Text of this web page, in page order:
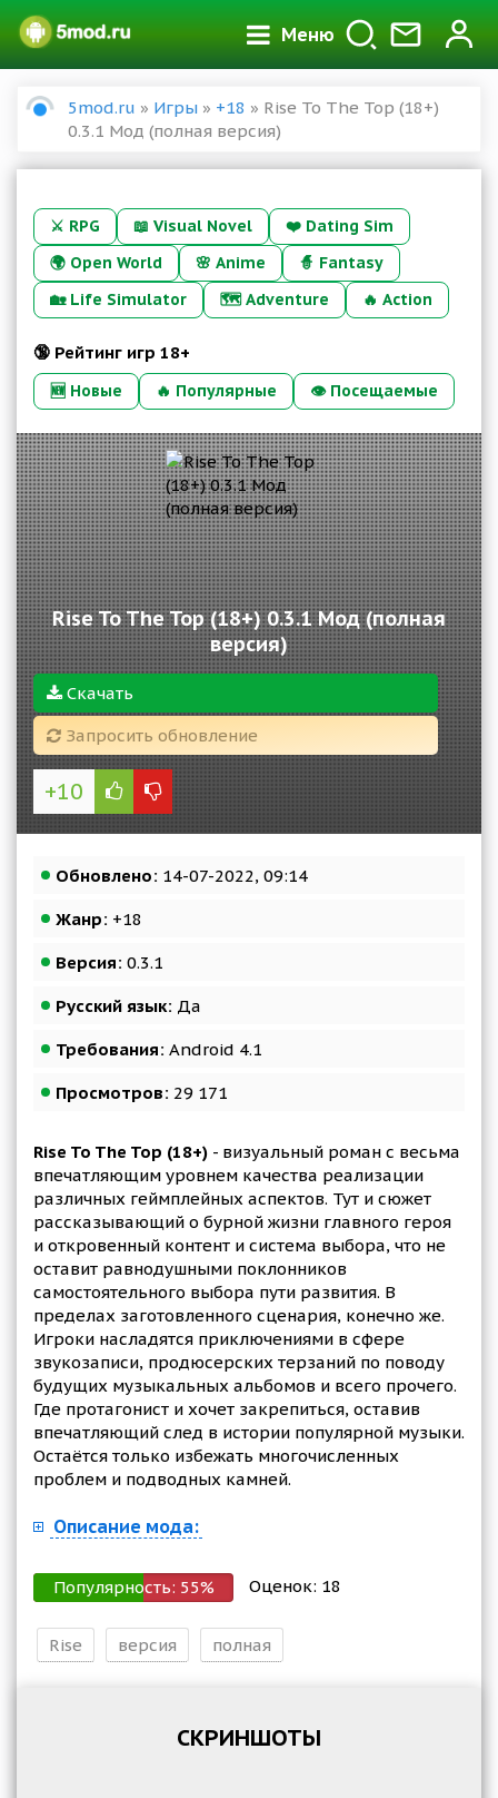
Меню
5mod.ru » Игры » +18 » Rise To The Top (18+)
0.3.1 Мод (полная версия)
⚔️ RPG 📖 Visual Novel ❤️ Dating Sim
🌍 Open World 🌸 Anime 🧙 Fantasy
🏡 Life Simulator 🗺️ Adventure 🔥 Action
🔞 Рейтинг игр 18+
🆕 Новые 🔥 Популярные 👁 Посещаемые
Rise To The Top (18+) 0.3.1 Мод (полная
версия)
Скачать
Запросить обновление
+10
Обновлено: 14-07-2022, 09:14
Жанр: +18
Версия: 0.3.1
Русский язык: Да
Требования: Android 4.1
Просмотров: 29 171
Rise To The Top (18+) - визуальный роман с весьма
впечатляющим уровнем качества реализации
различных геймплейных аспектов. Тут и сюжет
рассказывающий о бурной жизни главного героя
и откровенный контент и система выбора, что не
оставит равнодушными поклонников
самостоятельного выбора пути развития. В
пределах заготовленного сценария, конечно же.
Игроки насладятся приключениями в сфере
звукозаписи, продюсерских терзаний по поводу
будущих музыкальных альбомов и всего прочего.
Где протагонист и хочет закрепиться, оставив
впечатляющий след в истории популярной музыки.
Остаётся только избежать многочисленных
проблем и подводных камней.
Описание мода:
Популярность: 55% Оценок: 18
Rise версия полная
СКРИНШОТЫ